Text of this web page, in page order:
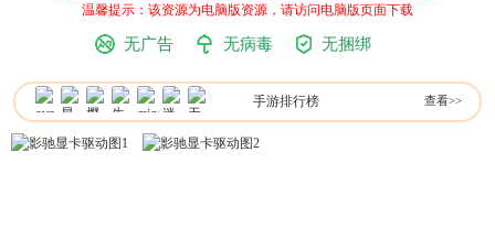
温馨提示：该资源为电脑版资源，请访问电脑版页面下载
无广告 无病毒 无捆绑
手游排行榜 查看>>